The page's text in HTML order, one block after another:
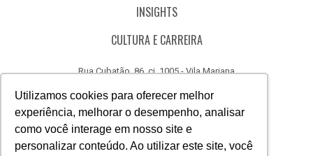
Utilizamos cookies para oferecer melhor
experiência, melhorar o desempenho, analisar
como você interage em nosso site e
personalizar conteúdo. Ao utilizar este site, você
INSIGHTS
CULTURA E CARREIRA
Rua Cubatão, 86, cj. 1005 - Vila Mariana
CÓDIGO DE ÉTICA
CANAL DE DENÚNCIAS